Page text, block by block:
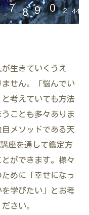
生きていくうえ
せん。「悩んでい
考えていても方法
ことも多々ありま
メソッドである天
座を通して鑑定方
ができます。様々
めに「幸せになっ
学びたい」とお考
さい。